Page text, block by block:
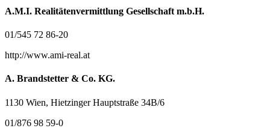
A.M.I. Realitätenvermittlung Gesellschaft m.b.H.
01/545 72 86-20
http://www.ami-real.at
A. Brandstetter & Co. KG.
1130 Wien, Hietzinger Hauptstraße 34B/6
01/876 98 59-0